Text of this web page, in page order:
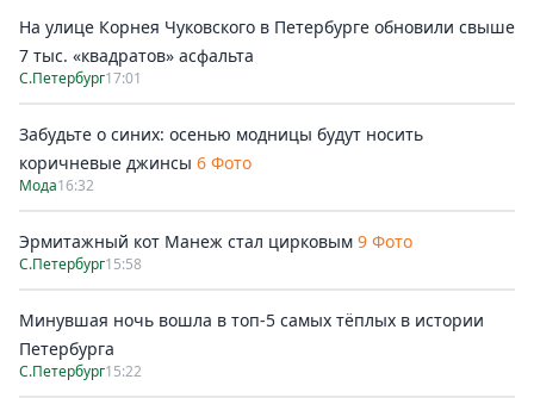
На улице Корнея Чуковского в Петербурге обновили свыше
7 тыс. «квадратов» асфальта
С.Петербург17:01
Забудьте о синих: осенью модницы будут носить
коричневые джинсы 6 Фото
Мода16:32
Эрмитажный кот Манеж стал цирковым 9 Фото
С.Петербург15:58
Минувшая ночь вошла в топ-5 самых тёплых в истории
Петербурга
С.Петербург15:22